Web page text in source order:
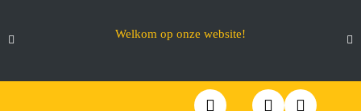
Welkom op onze website!